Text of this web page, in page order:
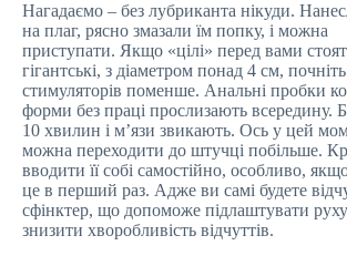
Нагадаємо – без лубриканта нікуди.
на плаг, рясно змазали їм попку, і можна
приступати. Якщо «цілі» перед вами
гігантські, з діаметром понад 4 см, почніть
стимуляторів поменше. Анальні пробки
форми без праці прослизають всередину.
10 хвилин і м’язи звикають. Ось у цей
можна переходити до штучці побільше.
вводити її собі самостійно, особливо,
це в перший раз. Адже ви самі будете
сфінктер, що допоможе підлаштувати
знизити хворобливість відчуттів.